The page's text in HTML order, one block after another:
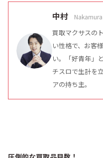
中村 Nakamura
買取マクサスの
い性格で、お客
い。「好青年」
チスロで生計を
アの持ち主。